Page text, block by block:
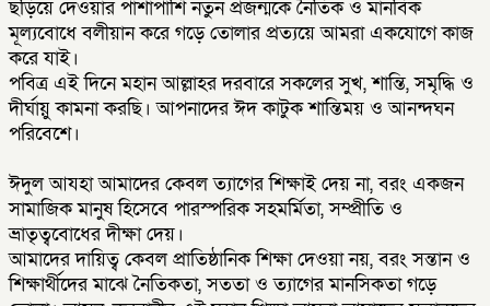
ছড়িয়ে দেওয়ার পাশাপাশি নতুন প্রজন্মকে নৈতিক ও মানবিক
মূল্যবোধে বলীয়ান করে গড়ে তোলার প্রত্যয়ে আমরা একযোগে কাজ
করে যাই।
পবিত্র এই দিনে মহান আল্লাহর দরবারে সকলের সুখ, শান্তি, সমৃদ্ধি ও
দীর্ঘায়ু কামনা করছি। আপনাদের ঈদ কাটুক শান্তিময় ও আনন্দঘন
পরিবেশে।
ঈদুল আযহা আমাদের কেবল ত্যাগের শিক্ষাই দেয় না, বরং একজন
সামাজিক মানুষ হিসেবে পারস্পরিক সহমর্মিতা, সম্প্রীতি ও
ভ্রাতৃত্ববোধের দীক্ষা দেয়।
আমাদের দায়িত্ব কেবল প্রাতিষ্ঠানিক শিক্ষা দেওয়া নয়, বরং সন্তান ও
শিক্ষার্থীদের মাঝে নৈতিকতা, সততা ও ত্যাগের মানসিকতা গড়ে